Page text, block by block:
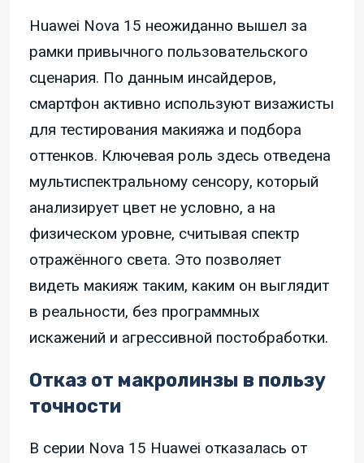
Huawei Nova 15 неожиданно вышел за
рамки привычного пользовательского
сценария. По данным инсайдеров,
смартфон активно используют визажисты
для тестирования макияжа и подбора
оттенков. Ключевая роль здесь отведена
мультиспектральному сенсору, который
анализирует цвет не условно, а на
физическом уровне, считывая спектр
отражённого света. Это позволяет
видеть макияж таким, каким он выглядит
в реальности, без программных
искажений и агрессивной постобработки.
Отказ от макролинзы в пользу
точности
В серии Nova 15 Huawei отказалась от